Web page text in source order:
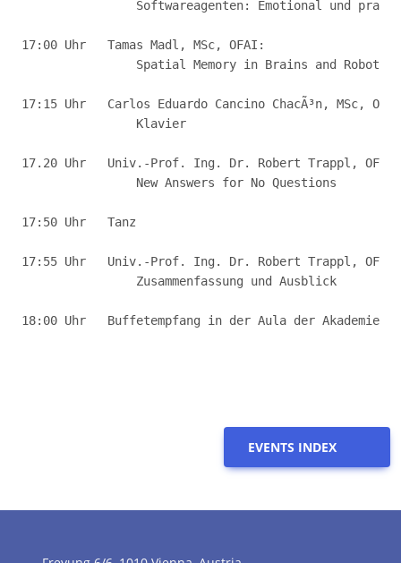
Softwareagenten: Emotional und
17:00 Uhr   Tamas Madl, MSc, OFAI:
                Spatial Memory in Brains and Robots
17:15 Uhr   Carlos Eduardo Cancino ChacÃ³n, MSc,
                Klavier
17.20 Uhr   Univ.-Prof. Ing. Dr. Robert Trappl,
                New Answers for No Questions
17:50 Uhr   Tanz
17:55 Uhr   Univ.-Prof. Ing. Dr. Robert Trappl,
                Zusammenfassung und Ausblick
18:00 Uhr   Buffetempfang in der Aula der Akademie
EVENTS INDEX